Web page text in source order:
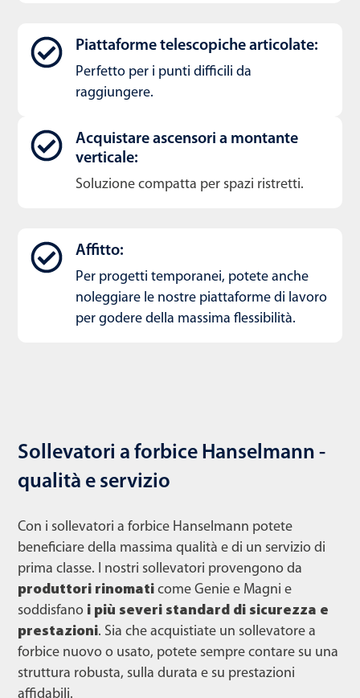
Piattaforme telescopiche articolate:
Perfetto per i punti difficili da
raggiungere.
Acquistare ascensori a montante
verticale:
Soluzione compatta per spazi ristretti.
Affitto:
Per progetti temporanei, potete anche
noleggiare le nostre piattaforme di lavoro
per godere della massima flessibilità.
Sollevatori a forbice Hanselmann -
qualità e servizio
Con i sollevatori a forbice Hanselmann potete
beneficiare della massima qualità e di un servizio di
prima classe. I nostri sollevatori provengono da
produttori rinomati come Genie e Magni e
soddisfano i più severi standard di sicurezza e
prestazioni. Sia che acquistiate un sollevatore a
forbice nuovo o usato, potete sempre contare su una
struttura robusta, sulla durata e su prestazioni
affidabili.